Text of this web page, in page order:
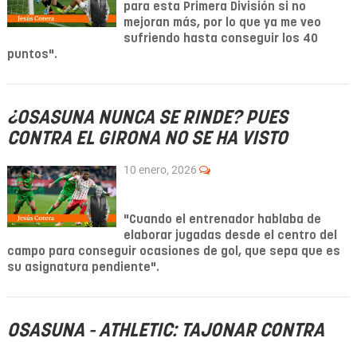
para esta Primera División si no
mejoran más, por lo que ya me veo
sufriendo hasta conseguir los 40
puntos".
¿OSASUNA NUNCA SE RINDE? PUES
CONTRA EL GIRONA NO SE HA VISTO
10 enero, 2026
"Cuando el entrenador hablaba de
elaborar jugadas desde el centro del
campo para conseguir ocasiones de gol, que sepa que es
su asignatura pendiente".
OSASUNA - ATHLETIC: TAJONAR CONTRA